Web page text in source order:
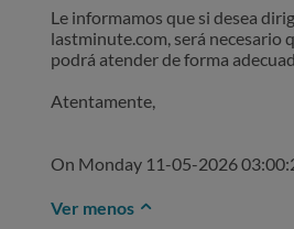
On Monday 08-06-2026
Le informamos que si desea
lastminute.com, será necesario
podrá atender de forma
Atentamente,
On Monday 11-05-2026
Ver menos